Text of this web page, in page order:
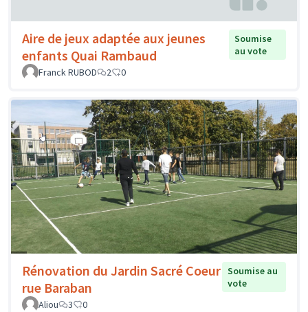
Aire de jeux adaptée aux jeunes
enfants Quai Rambaud
Soumise
au vote
Franck RUBOD
2 0
Rénovation du Jardin Sacré Coeur
rue Baraban
Soumise au
vote
Aliou
3 0